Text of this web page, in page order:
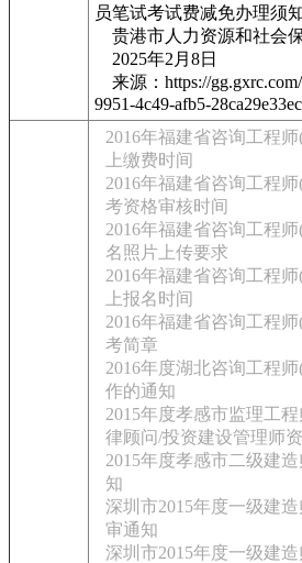
员笔试考试费减免办理须
贵港市人力资源和社会
2025年2月8日
来源：https://
9951-4c49-afb5-
2016年福建省咨询工程
上缴费时间
2016年福建省咨询工程
考资格审核时间
2016年福建省咨询工程
名照片上传要求
2016年福建省咨询工程
上报名时间
2016年福建省咨询工程
考简章
2016年度湖北咨询工程
作的通知
2015年度孝感市监理工
律顾问/投资建设管理师
2015年度孝感市二级建
知
深圳市2015年度一级建
审通知
深圳市2015年度一级建